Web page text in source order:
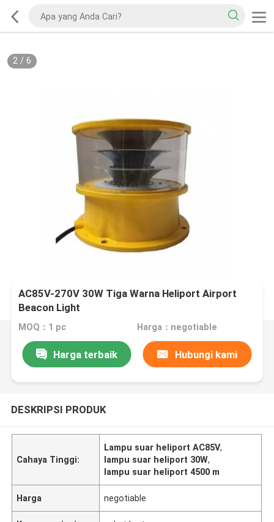
2/ 6
AC85V-270V 30W Tiga Warna Heliport Airport
Beacon Light
MOQ：1 pc Harga：negotiable
Harga terbaik Hubungi kami
DESKRIPSI PRODUK
Cahaya Tinggi:
Lampu suar heliport AC85V,
lampu suar heliport 30W,
lampu suar heliport 4500 m
Harga negotiable